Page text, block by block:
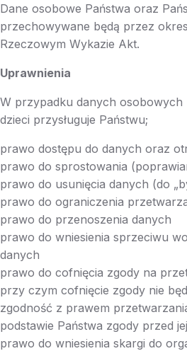
Dane osobowe Państwa oraz
przechowywane będą przez
Rzeczowym Wykazie Akt.
Uprawnienia
W przypadku danych osobowych
dzieci przysługuje Państwu;
prawo dostępu do danych oraz
prawo do sprostowania
prawo do usunięcia danych (do
prawo do ograniczenia
prawo do przenoszenia danych
prawo do wniesienia sprzeciwu
danych
prawo do cofnięcia zgody na
przy czym cofnięcie zgody nie
zgodność z prawem
podstawie Państwa zgody przed
prawo do wniesienia skargi do